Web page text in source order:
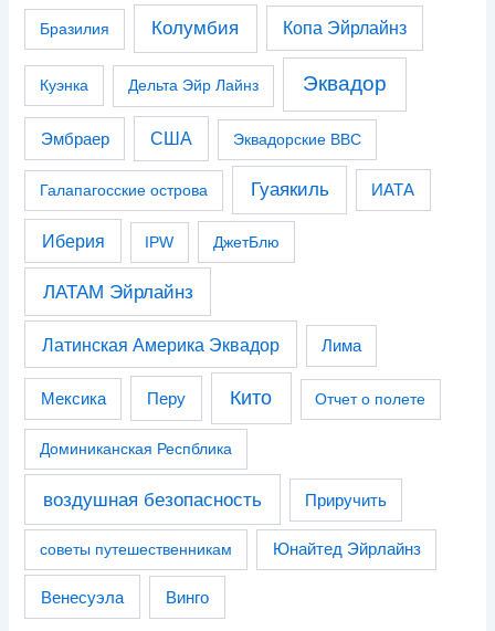
Бразилия Колумбия Копа Эйрлайнз
Куэнка Дельта Эйр Лайнз Эквадор
Эмбраер США Эквадорские ВВС
Галапагосские острова Гуаякиль ИАТА
Иберия IPW ДжетБлю
ЛАТАМ Эйрлайнз
Латинская Америка Эквадор Лима
Мексика Перу Кито Отчет о полете
Доминиканская Респблика
воздушная безопасность Приручить
советы путешественникам Юнайтед Эйрлайнз
Венесуэла Винго